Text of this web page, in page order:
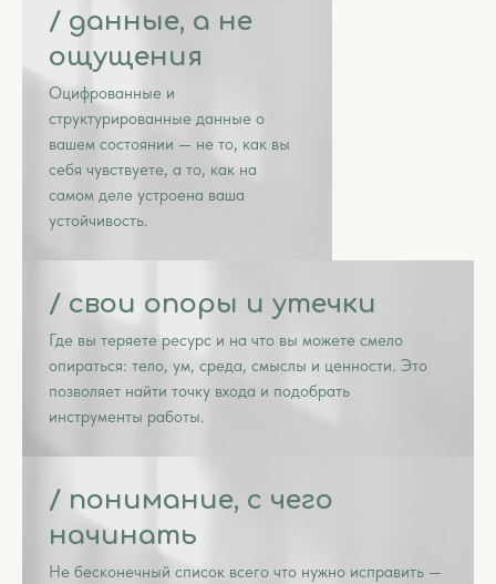
/ данные, а не
ощущения
Оцифрованные и
структурированные данные о
вашем состоянии — не то, как вы
себя чувствуете, а то, как на
самом деле устроена ваша
устойчивость.
/ свои опоры и утечки
Где вы теряете ресурс и на что вы можете смело
опираться: тело, ум, среда, смыслы и ценности. Это
позволяет найти точку входа и подобрать
инструменты работы.
/ понимание, с чего
начинать
Не бесконечный список всего что нужно исправить —